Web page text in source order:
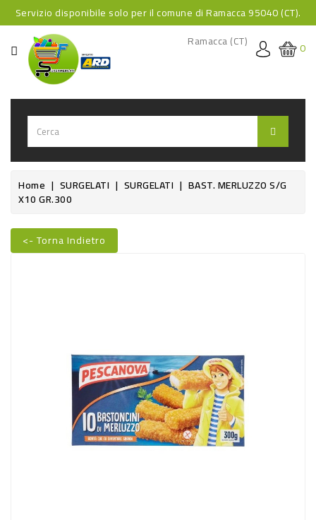
Servizio disponibile solo per il comune di Ramacca 95040 (CT).
CATEGORIA
HOME
BEVANDE
BEVANDE
ANALCOLICHE
ALCOLICHE
BEVANDE
CALDE
CONDIRE
DOLCIARIO
PRODOTTI
0
Ramacca (CT)
Home SURGELATI SURGELATI BAST. MERLUZZO S/G
X10 GR.300
<- Torna Indietro